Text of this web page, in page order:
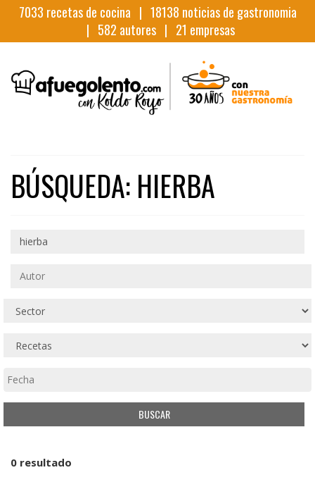
7033 recetas de cocina | 18138 noticias de gastronomia
| 582 autores | 21 empresas
BÚSQUEDA: HIERBA
0 resultado